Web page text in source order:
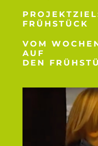
FRÜHSTÜCK
VOM
AUF
DEN